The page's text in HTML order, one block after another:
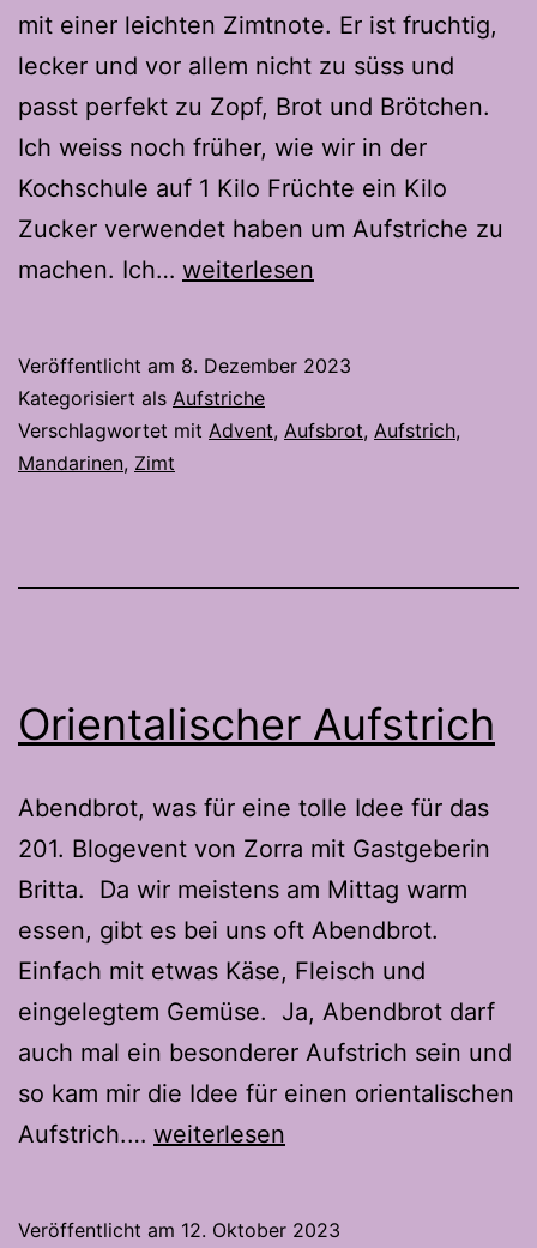
mit einer leichten Zimtnote. Er ist fruchtig,
lecker und vor allem nicht zu süss und
passt perfekt zu Zopf, Brot und Brötchen.
Ich weiss noch früher, wie wir in der
Kochschule auf 1 Kilo Früchte ein Kilo
Zucker verwendet haben um Aufstriche zu
machen. Ich… MandarinenAufstrich
weiterlesen
Veröffentlicht am 8. Dezember 2023
Kategorisiert als Aufstriche
Verschlagwortet mit Advent, Aufsbrot, Aufstrich,
Mandarinen, Zimt
Orientalischer Aufstrich
Abendbrot, was für eine tolle Idee für das
201. Blogevent von Zorra mit Gastgeberin
Britta. Da wir meistens am Mittag warm
essen, gibt es bei uns oft Abendbrot.
Einfach mit etwas Käse, Fleisch und
eingelegtem Gemüse. Ja, Abendbrot darf
auch mal ein besonderer Aufstrich sein und
so kam mir die Idee für einen orientalischen
Aufstrich.… Orientalischer
weiterlesen
Veröffentlicht am 12. Oktober 2023